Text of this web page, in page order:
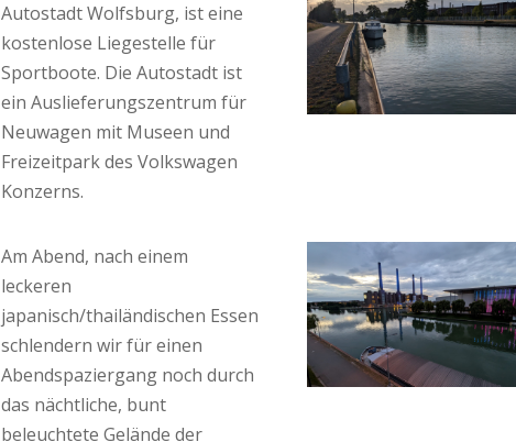
Autostadt Wolfsburg, ist eine
kostenlose Liegestelle für
Sportboote. Die Autostadt ist
ein Auslieferungszentrum für
Neuwagen mit Museen und
Freizeitpark des Volkswagen
Konzerns.
Am Abend, nach einem
leckeren
japanisch/thailändischen Essen
schlendern wir für einen
Abendspaziergang noch durch
das nächtliche, bunt
beleuchtete Gelände der